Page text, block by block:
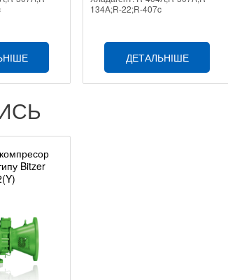
134A;R-22;R-407c
ДЕТАЛЬНІШЕ
Bitzer